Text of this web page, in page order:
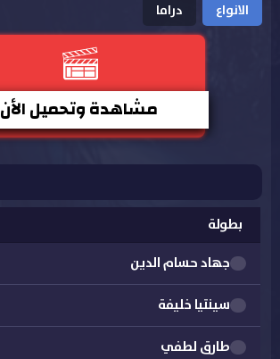
الانواع
دراما
مشاهدة وتحميل الأن
بطولة
جهاد حسام الدين
سينتيا خليفة
طارق لطفي